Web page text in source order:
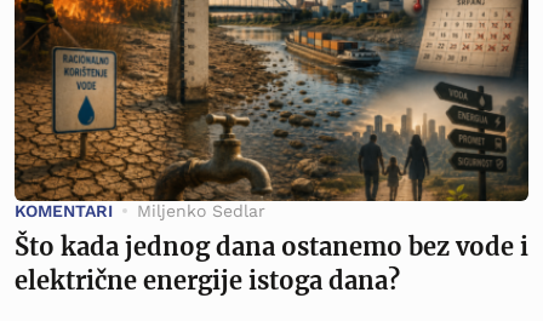
KOMENTARI Miljenko Sedlar
Što kada jednog dana ostanemo bez vode i
električne energije istoga dana?